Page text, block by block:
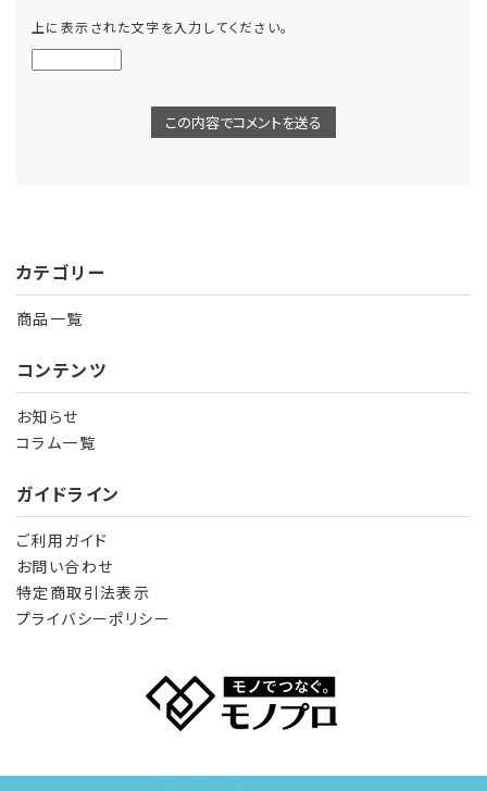
上に表示された文字を入力してください。
カテゴリー
商品一覧
コンテンツ
お知らせ
コラム一覧
ガイドライン
ご利用ガイド
お問い合わせ
特定商取引法表示
プライバシーポリシー